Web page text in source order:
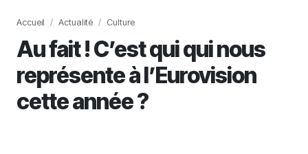
Accueil Actualité Culture
Au fait ! C’est qui qui nous
représente à l’Eurovision
cette année ?